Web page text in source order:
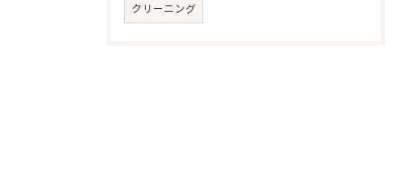
クリーニング